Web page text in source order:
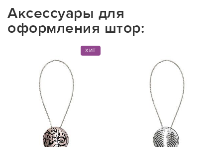
Аксессуары для
оформления штор:
ХИТ